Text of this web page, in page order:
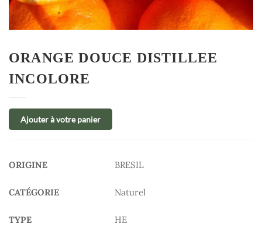
ORANGE DOUCE DISTILLEE
INCOLORE
Ajouter à votre panier
ORIGINE BRESIL
CATÉGORIE Naturel
TYPE HE